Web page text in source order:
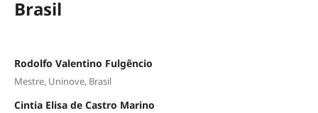
Brasil
Rodolfo Valentino Fulgêncio
Mestre, Uninove, Brasil
Cintia Elisa de Castro Marino